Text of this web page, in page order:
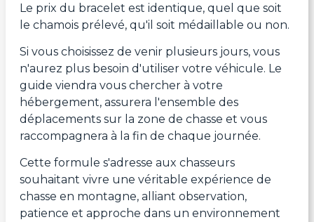
Le prix du bracelet est identique, quel que soit
le chamois prélevé, qu'il soit médaillable ou non.
Si vous choisissez de venir plusieurs jours, vous
n'aurez plus besoin d'utiliser votre véhicule. Le
guide viendra vous chercher à votre
hébergement, assurera l'ensemble des
déplacements sur la zone de chasse et vous
raccompagnera à la fin de chaque journée.
Cette formule s'adresse aux chasseurs
souhaitant vivre une véritable expérience de
chasse en montagne, alliant observation,
patience et approche dans un environnement